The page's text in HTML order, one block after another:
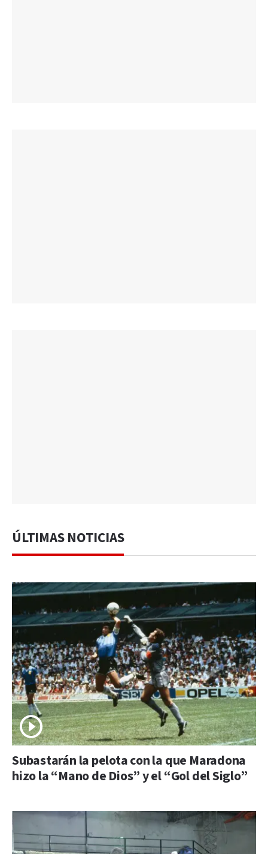
ÚLTIMAS NOTICIAS
Subastarán la pelota con la que Maradona
hizo la “Mano de Dios” y el “Gol del Siglo”